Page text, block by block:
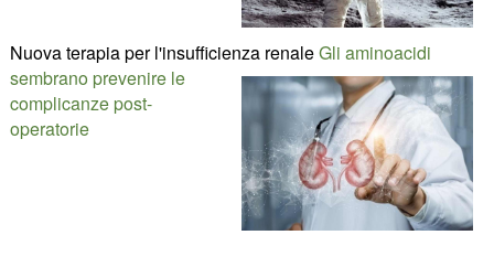
Nuova terapia per l'insufficienza renaleGli aminoacidi
sembrano prevenire le
complicanze post-
operatorie